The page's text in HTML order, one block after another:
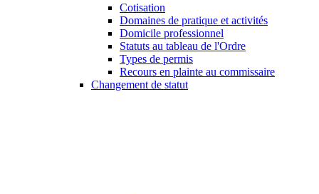
Cotisation
Domaines de pratique et activités
Domicile professionnel
Statuts au tableau de l'Ordre
Types de permis
Recours en plainte au commissaire
Changement de statut